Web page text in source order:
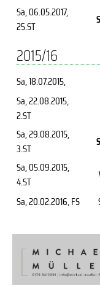
Sa, 06.05.2017,
25.ST
2015/16
Sa, 18.07.2015,
Sa, 22.08.2015,
2.ST
Sa, 29.08.2015,
3.ST
Sa, 05.09.2015,
4.ST
Sa, 20.02.2016, FS